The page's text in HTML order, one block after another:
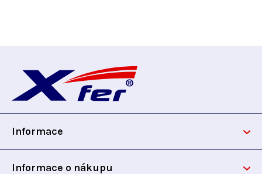
p
Informace
Informace o nákupu